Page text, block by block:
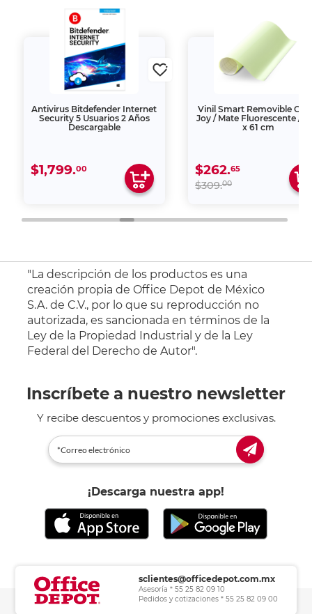
Antivirus Bitdefender Internet
Security 5 Usuarios 2 Años
Descargable
$1,799.00
Vinil Smart Removible
Joy / Mate Fluorescente /
x 61 cm
$262.65
$309.00
"La descripción de los productos es una
creación propia de Office Depot de México
S.A. de C.V., por lo que su reproducción no
autorizada, es sancionada en términos de la
Ley de la Propiedad Industrial y de la Ley
Federal del Derecho de Autor".
Inscríbete a nuestro newsletter
Y recibe descuentos y promociones exclusivas.
¡Descarga nuestra app!
sclientes@officedepot.com.mx
Asesoría * 55 25 82 09 10
Pedidos y cotizaciones * 55 25 82 09 00